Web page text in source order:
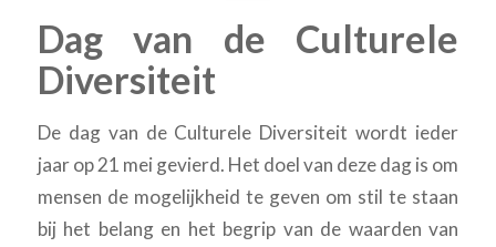
Dag van de Culturele
Diversiteit
De dag van de Culturele Diversiteit wordt ieder
jaar op 21 mei gevierd. Het doel van deze dag is om
mensen de mogelijkheid te geven om stil te staan
bij het belang en het begrip van de waarden van